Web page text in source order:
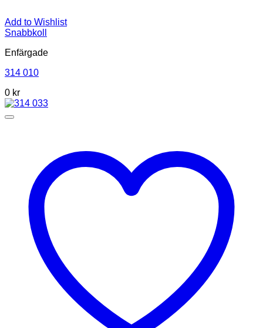
Add to Wishlist
Snabbkoll
Enfärgade
314 010
0 kr